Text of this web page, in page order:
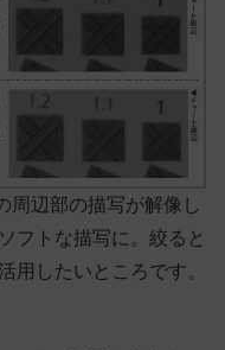
周辺部の描写が解像し
フトな描写に。絞ると
用したいところです。